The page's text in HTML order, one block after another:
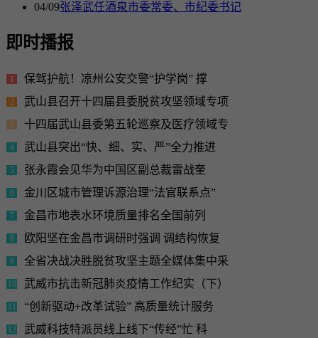
04/09张泽武任酒泉市委常委、市纪委书记
即时播报
1 保驾护航！凉州公安交警“护学岗” 撑
2 武山县召开十四届县委脱贫攻坚领域专项
3 十四届武山县委第五轮巡察及医疗领域专
4 武山县突出“快、细、实、严”全力推进
5 张永霞会见华为中国区副总裁雷战奎
6 金川区城市管理诉源治理“法官联系点”
7 金昌市地表水环境质量排名全国前列
8 欧阳坚在金昌市调研时强调 调结构恢复
9 全省决战决胜脱贫攻坚主题全媒体集中采
10 武威市抗击新冠肺炎疫情工作纪实（下）
11 “创新驱动+改革试验” 高质量统计服务
12 武威科技特派员线上线下“传经”忙 科